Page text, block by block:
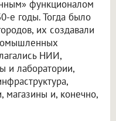
функционалом
е годы. Тогда было
их создавали
НИИ,
и лаборатории,
и, конечно,